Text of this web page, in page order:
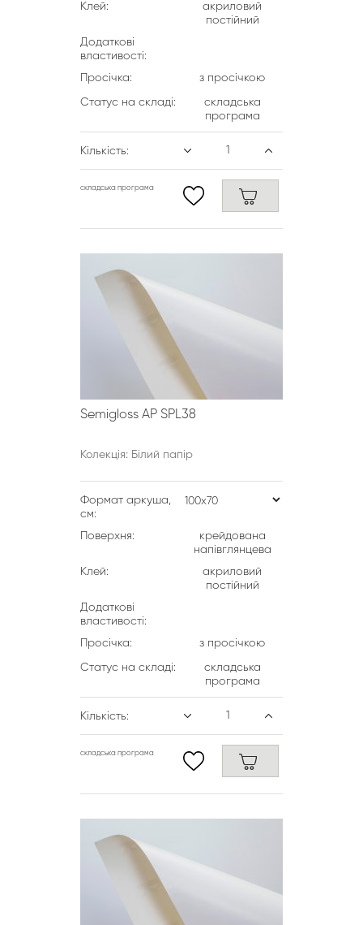
Клей:
акриловий
постійний
Додаткові
властивості:
Просічка:
з просічкою
Статус на складі:
складська
програма
Кількість:
складська програма
Semigloss AP SPL38
Колекція: Білий папір
Формат аркуша,
см:
Поверхня:
крейдована
напівглянцева
Клей:
акриловий
постійний
Додаткові
властивості:
Просічка:
з просічкою
Статус на складі:
складська
програма
Кількість:
складська програма